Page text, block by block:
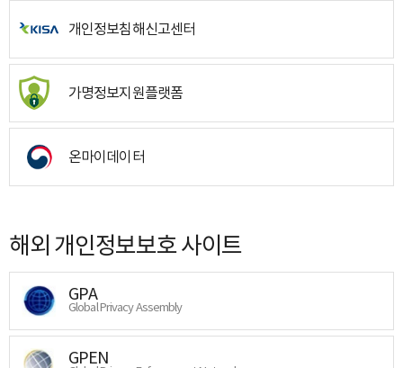
개인정보침해신고센터
가명정보지원플랫폼
온마이데이터
해외 개인정보보호 사이트
GPA
Global Privacy Assembly
GPEN